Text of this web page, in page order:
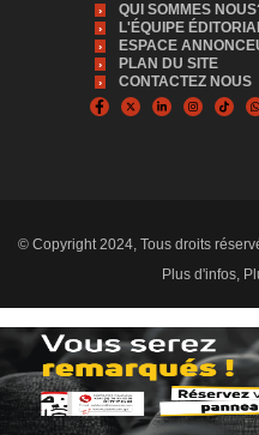
QUI SOMMES
L'ÉQUIPE
ESPACE
PLAN DU SITE
CONTACTEZ NOUS
© Copyright 2024, Tous droits
Plus d'infos,